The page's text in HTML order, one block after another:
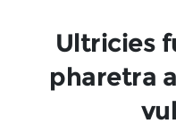
Ultricies
pharetra